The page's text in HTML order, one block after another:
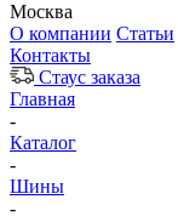
Москва
О компании Статьи
Контакты
Стаус заказа
Главная
-
Каталог
-
Шины
-